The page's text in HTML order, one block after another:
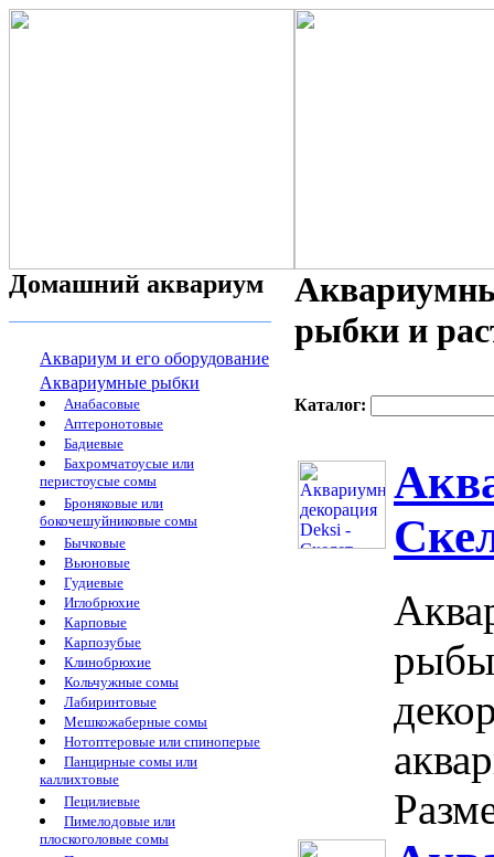
Домашний аквариум
Аквариум и его оборудование
Аквариумные рыбки
Анабасовые
Аптеронотовые
Бадиевые
Бахромчатоусые или
перистоусые сомы
Броняковые или
бокочешуйниковые сомы
Бычковые
Вьюновые
Гудиевые
Иглобрюхие
Карповые
Карпозубые
Клинобрюхие
Кольчужные сомы
Лабиринтовые
Мешкожаберные сомы
Нотоптеровые или спиноперые
Панцирные сомы или
каллихтовые
Пецилиевые
Пимелодовые или
плоскоголовые сомы
рыбки и
Каталог:
рыбы